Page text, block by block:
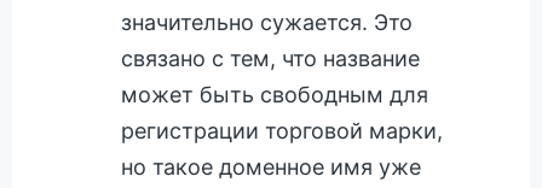
значительно сужается. Это
связано с тем, что название
может быть свободным для
регистрации торговой марки,
но такое доменное имя уже